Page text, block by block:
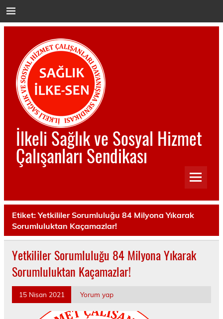
geç
İlkeli Sağlık ve Sosyal Hizmet
Çalışanları Sendikası
İlkeli Sağlık ve Sosyal Hizmet Çalışanları Sendikası
Etiket:Yetkililer Sorumluluğu 84 Milyona Yıkarak
Sorumluluktan Kaçamazlar!
Yetkililer Sorumluluğu 84 Milyona Yıkarak
Sorumluluktan Kaçamazlar!
15 Nisan 2021 Yorum yap